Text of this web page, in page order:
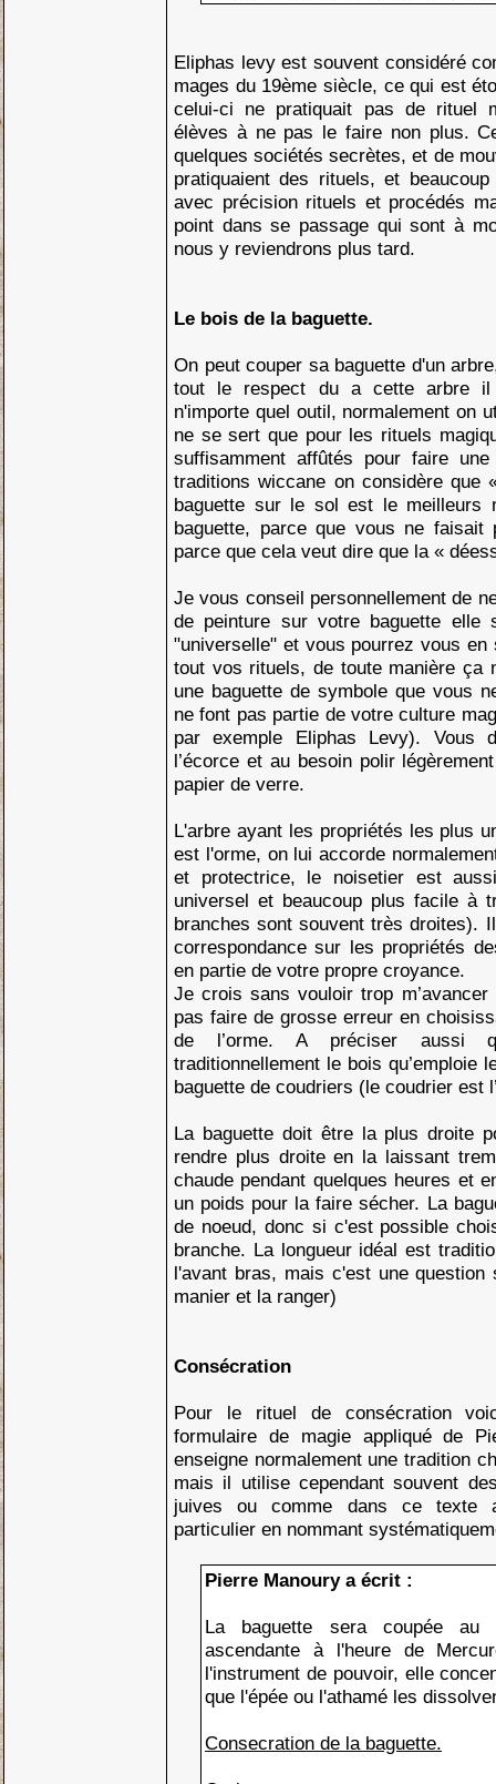
Eliphas levy est souvent considéré
mages du 19ème siècle, ce qui est
celui-ci ne pratiquait pas de rituel
élèves à ne pas le faire non plus.
quelques sociétés secrètes, et de
pratiquaient des rituels, et
avec précision rituels et procédés
point dans se passage qui sont à
nous y reviendrons plus tard.
Le bois de la baguette.
On peut couper sa baguette d'un
tout le respect du a cette arbre il
n'importe quel outil, normalement on
ne se sert que pour les rituels
suffisamment affûtés pour faire
traditions wiccane on considère
baguette sur le sol est le meilleurs
baguette, parce que vous ne faisait
parce que cela veut dire que la «
Je vous conseil personnellement de
de peinture sur votre baguette elle
"universelle" et vous pourrez vous en
tout vos rituels, de toute manière ça
une baguette de symbole que vous
ne font pas partie de votre culture
par exemple Eliphas Levy). Vous
l’écorce et au besoin polir
papier de verre.
L'arbre ayant les propriétés les plus
est l'orme, on lui accorde
et protectrice, le noisetier est
universel et beaucoup plus facile à
branches sont souvent très droites).
correspondance sur les propriétés
en partie de votre propre croyance.
Je crois sans vouloir trop
pas faire de grosse erreur en
de l’orme. A préciser aussi
traditionnellement le bois qu’emploie
baguette de coudriers (le coudrier est
La baguette doit être la plus droite
rendre plus droite en la laissant
chaude pendant quelques heures et
un poids pour la faire sécher. La
de noeud, donc si c'est possible
branche. La longueur idéal est
l'avant bras, mais c'est une question
manier et la ranger)
Consécration
Pour le rituel de consécration
formulaire de magie appliqué de
enseigne normalement une tradition
mais il utilise cependant souvent
juives ou comme dans ce texte
particulier en nommant
Pierre Manoury a écrit :
La baguette sera coupée au
ascendante à l'heure de
l'instrument de pouvoir, elle
que l'épée ou l'athamé les
Consecration de la baguette.